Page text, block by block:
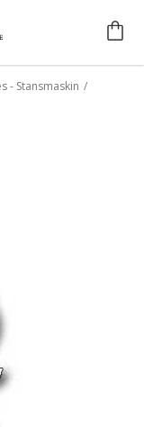
- Stansmaskin /